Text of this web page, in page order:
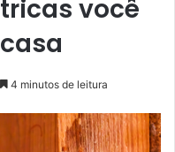
você
4 minutos de leitura